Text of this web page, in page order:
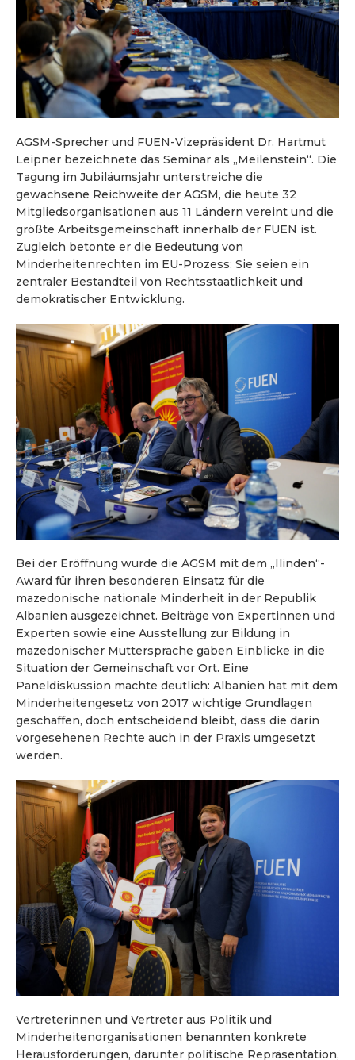
AGSM-Sprecher und FUEN-Vizepräsident Dr. Hartmut
Leipner bezeichnete das Seminar als „Meilenstein“. Die
Tagung im Jubiläumsjahr unterstreiche die
gewachsene Reichweite der AGSM, die heute 32
Mitgliedsorganisationen aus 11 Ländern vereint und die
größte Arbeitsgemeinschaft innerhalb der FUEN ist.
Zugleich betonte er die Bedeutung von
Minderheitenrechten im EU-Prozess: Sie seien ein
zentraler Bestandteil von Rechtsstaatlichkeit und
demokratischer Entwicklung.
Bei der Eröffnung wurde die AGSM mit dem „Ilinden“-
Award für ihren besonderen Einsatz für die
mazedonische nationale Minderheit in der Republik
Albanien ausgezeichnet. Beiträge von Expertinnen und
Experten sowie eine Ausstellung zur Bildung in
mazedonischer Muttersprache gaben Einblicke in die
Situation der Gemeinschaft vor Ort. Eine
Paneldiskussion machte deutlich: Albanien hat mit dem
Minderheitengesetz von 2017 wichtige Grundlagen
geschaffen, doch entscheidend bleibt, dass die darin
vorgesehenen Rechte auch in der Praxis umgesetzt
werden.
Vertreterinnen und Vertreter aus Politik und
Minderheitenorganisationen benannten konkrete
Herausforderungen, darunter politische Repräsentation,